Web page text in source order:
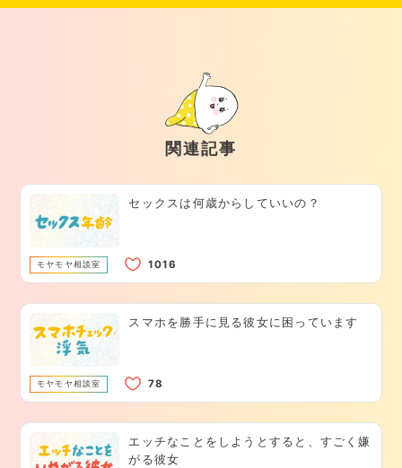
関連記事
セックスは何歳からしていいの？
モヤモヤ相談室
スマホを勝手に見る彼女に困っています
モヤモヤ相談室
エッチなことをしようとすると、すごく嫌
がる彼女